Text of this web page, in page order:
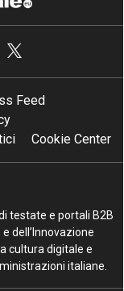
Feed
Cookie Center
testate e portali B2B
dell’Innovazione
cultura digitale e
italiane.